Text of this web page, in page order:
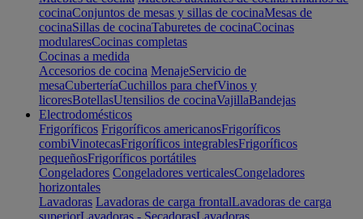
cocinaConjuntos de mesas y sillas de cocinaMesas de
cocinaSillas de cocinaTaburetes de cocinaCocinas
modularesCocinas completas
Cocinas a medida
Accesorios de cocina MenajeServicio de
mesaCuberteríaCuchillos para chefVinos y
licoresBotellasUtensilios de cocinaVajillaBandejas
Electrodomésticos
Frigoríficos Frigoríficos americanosFrigoríficos
combiVinotecasFrigoríficos integrablesFrigoríficos
pequeñosFrigoríficos portátiles
Congeladores Congeladores verticalesCongeladores
horizontales
Lavadoras Lavadoras de carga frontalLavadoras de carga
superiorLavadoras - SecadorasLavadoras